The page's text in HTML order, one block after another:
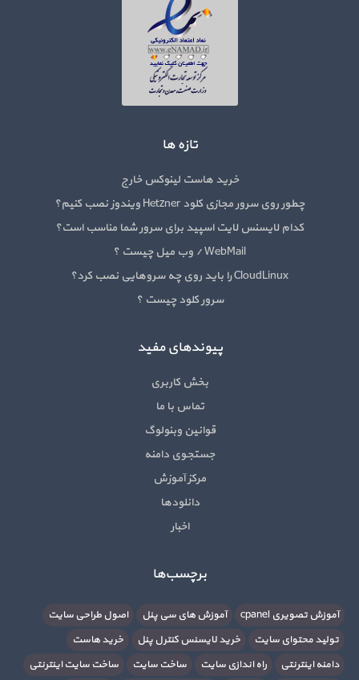
تازه ها
خرید هاست لینوکس خارج
چطور روی سرور مجازی کلود Hetzner ویندوز نصب کنیم؟
کدام لایسنس لایت اسپید برای سرور شما مناسب است؟
WebMail / وب میل چیست ؟
CloudLinux را باید روی چه سروهایی نصب کرد؟
سرور کلود چیست ؟
پیوندهای مفید
بخش کاربری
تماس با ما
قوانین وبنولوگ
جستجوی دامنه
مرکز آموزش
دانلودها
اخبار
برچسب‌ها
آموزش تصویری cpanel آموزش های سی پنل
اصول طراحی سایت
تولید محتوای سایت
خرید لایسنس کنترل پنل
خرید هاست
دامنه اینترنتی
راه اندازی سایت ساخت سایت ساخت سایت اینترنتی